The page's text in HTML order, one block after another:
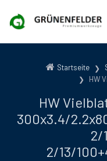
Startseite
HW
HW
300x3.4/
2/
2/13/